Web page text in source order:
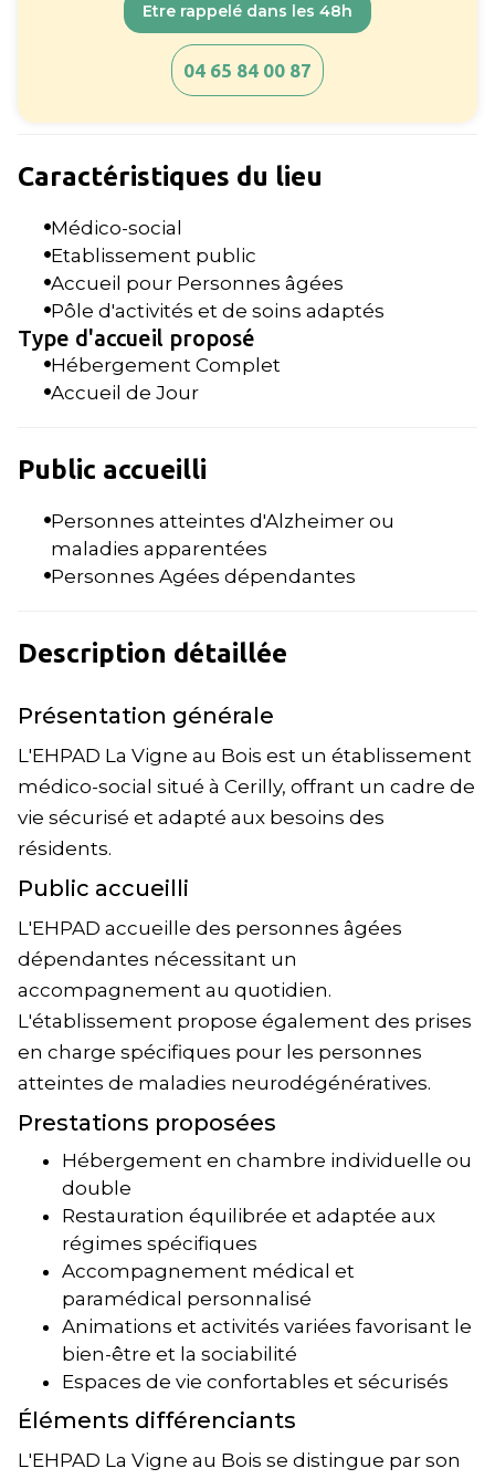
Etre rappelé dans les 48h
04 65 84 00 87
Caractéristiques du lieu
Médico-social
Etablissement public
Accueil pour Personnes âgées
Pôle d'activités et de soins adaptés
Type d'accueil proposé
Hébergement Complet
Accueil de Jour
Public accueilli
Personnes atteintes d'Alzheimer ou
maladies apparentées
Personnes Agées dépendantes
Description détaillée
Présentation générale
L'EHPAD La Vigne au Bois est un établissement
médico-social situé à Cerilly, offrant un cadre de
vie sécurisé et adapté aux besoins des
résidents.
Public accueilli
L'EHPAD accueille des personnes âgées
dépendantes nécessitant un
accompagnement au quotidien.
L'établissement propose également des prises
en charge spécifiques pour les personnes
atteintes de maladies neurodégénératives.
Prestations proposées
Hébergement en chambre individuelle ou
double
Restauration équilibrée et adaptée aux
régimes spécifiques
Accompagnement médical et
paramédical personnalisé
Animations et activités variées favorisant le
bien-être et la sociabilité
Espaces de vie confortables et sécurisés
Éléments différenciants
L'EHPAD La Vigne au Bois se distingue par son